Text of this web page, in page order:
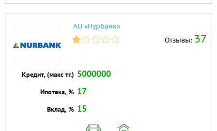
АО «Нурбанк»
Отзывы: 37
Кредит, (макс тг.) 5000000
Ипотека, % 17
Вклад, % 15